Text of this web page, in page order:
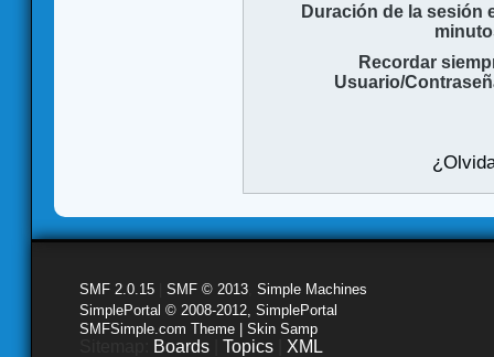
Duración de la sesión
Recordar
Usuario/
SMF 2.0.15 SMF © 2013 Simple Machines
SimplePortal © 2008-2012, SimplePortal
SMFSimple.com Theme | Skin Samp
Boards Topics XML